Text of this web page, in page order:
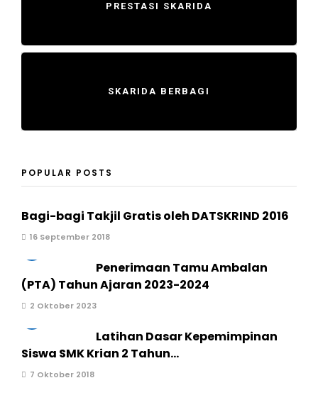
PRESTASI SKARIDA
SKARIDA BERBAGI
POPULAR POSTS
Bagi-bagi Takjil Gratis oleh DATSKRIND 2016
16 September 2018
Penerimaan Tamu Ambalan
(PTA) Tahun Ajaran 2023-2024
2 Oktober 2023
Latihan Dasar Kepemimpinan
Siswa SMK Krian 2 Tahun...
7 Oktober 2018